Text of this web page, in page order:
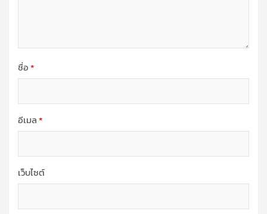
ชื่อ*
อีเมล*
เว็บไซต์